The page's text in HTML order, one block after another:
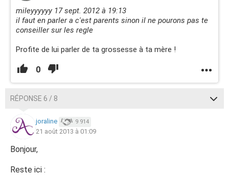
mileyyyyyy 17 sept. 2012 à 19:13
il faut en parler a c'est parents sinon il ne pourons pas te
conseiller sur les regle
Profite de lui parler de ta grossesse à ta mère !
0
RÉPONSE 6 / 8
joraline 9 914
21 août 2013 à 01:09
Bonjour,
Reste ici :